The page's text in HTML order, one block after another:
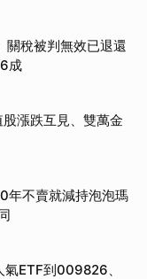
絲挑選更能完美呵
關稅被判無效已退還
成
漲跌互見、雙萬金
年不賣就減持泡泡瑪
ETF到009826、